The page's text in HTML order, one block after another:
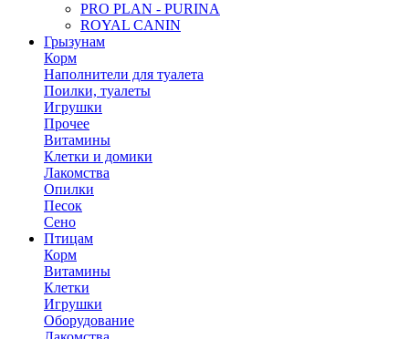
PRO PLAN - PURINA
ROYAL CANIN
Грызунам
Корм
Наполнители для туалета
Поилки, туалеты
Игрушки
Прочее
Витамины
Клетки и домики
Лакомства
Опилки
Песок
Сено
Птицам
Корм
Витамины
Клетки
Игрушки
Оборудование